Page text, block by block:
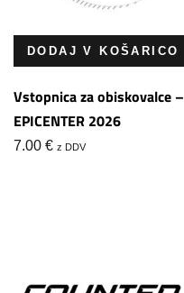
DODAJ V KOŠARICO
Vstopnica za obiskovalce –
EPICENTER 2026
7.00 € z DDV